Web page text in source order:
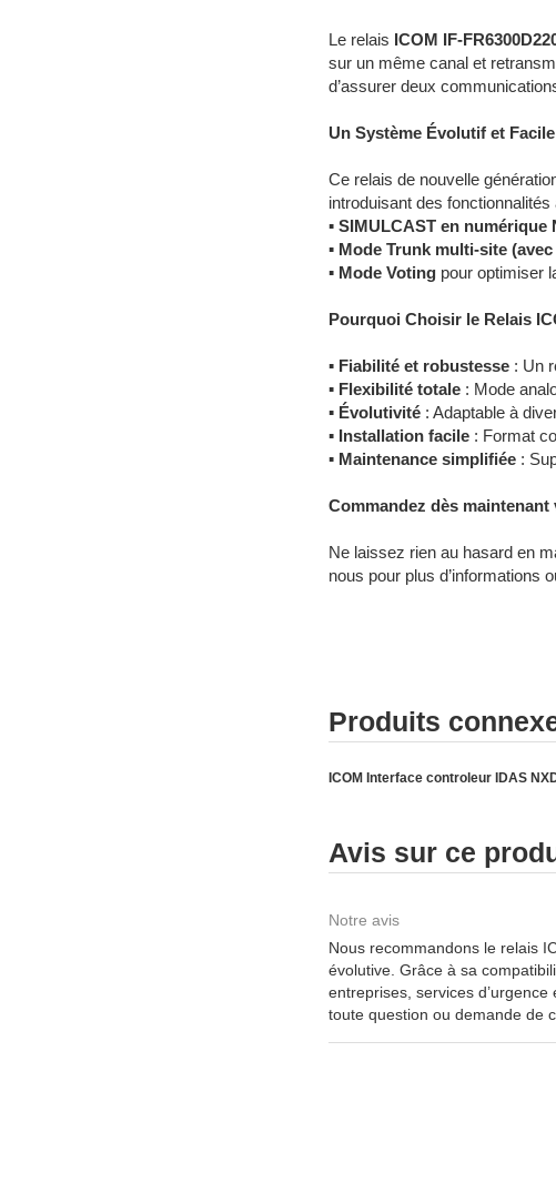
Le relais ICOM IF-
sur un même canal et
d’assurer deux
Un Système Évolutif et
Ce relais de nouvelle
introduisant des
▪ SIMULCAST en numérique
▪ Mode Trunk multi-site
▪ Mode Voting pour optimiser
Pourquoi Choisir le Relais
▪ Fiabilité et robustesse : Un
▪ Flexibilité totale : Mode
▪ Évolutivité : Adaptable à
▪ Installation facile : Format
▪ Maintenance simplifiée :
Commandez dès maintenant
Ne laissez rien au hasard en
nous pour plus d’informations
Produits
ICOM Interface controleur IDAS
Avis sur ce
Notre avis
Nous recommandons le relais
évolutive. Grâce à sa
entreprises, services
toute question ou demande de